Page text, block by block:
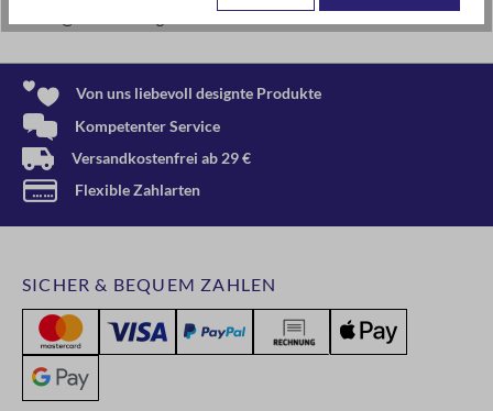
Von uns liebevoll designte Produkte
Kompetenter Service
Versandkostenfrei ab 29 €
Flexible Zahlarten
SICHER & BEQUEM ZAHLEN